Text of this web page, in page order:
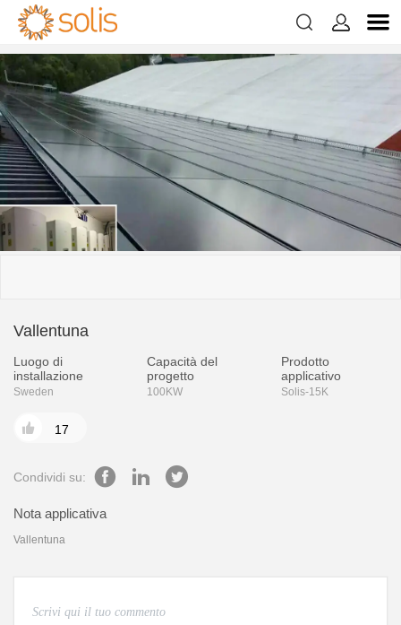
 
Vallentuna
Luogo di
installazione
Sweden
Capacità del
progetto
100KW
Prodotto
applicativo
Solis-15K
 17
Condividi su:
Nota applicativa
Vallentuna